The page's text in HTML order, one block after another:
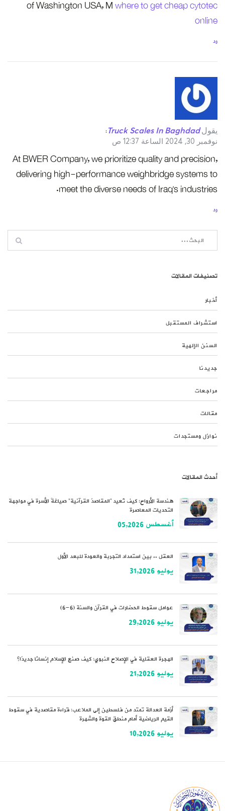
of Washington USA, Mwhere to get cheap cytotec
online
رد
يقول Truck Scales In Baghdad
:
نوفمبر 30, 2024 الساعة 12:37 ص
At BWER Company, we prioritize quality and precision,
delivering high-performance weighbridge systems to
meet the diverse needs of Iraq’s industries.
رد
تصنيفات المقالات
أخبار
استشراف المستقبل
السنن الإلهية
جديدنا
مراجعات
مقالات
نوازل ومستجدات
أحدث المقالات
هندسة الأرواح: كيف تُعيد “المقاصدُ القرآنية” صياغةَ الأسرة في مواجهة
التحديات المعاصرة
أغسطس 05,2026
العقل .. بين استمداد التجربة والعودة للبعد الأول
يوليو 31,2026
عوامل سقوط الحضارات في القرآن والسنة (6-6)
يوليو 29,2026
الهجرة العقلية في الإصلاح النبوي: كيف صنع الإسلام إنسانًا جديدًا؟
يوليو 21,2026
أزمة العدالة تمتد من فلسطين إلى الملاعب: قراءة مقاصدية في سقوط
القيم الرياضية أمام منطق القوة والشهرة
يوليو 10,2026